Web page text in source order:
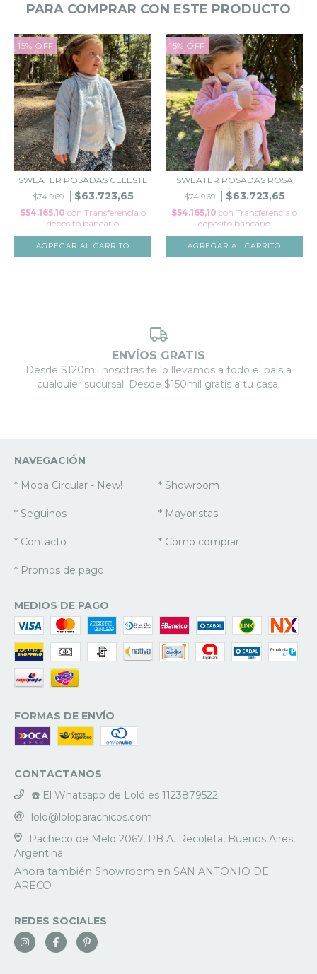
PARA COMPRAR CON ESTE PRODUCTO
15% OFF
SWEATER POSADAS CELESTE
$74.969
$63.723,65
$54.165,10 con Transferencia o
depósito bancario
AGREGAR AL CARRITO
15% OFF
SWEATER POSADAS ROSA
$74.969
$63.723,65
$54.165,10 con Transferencia o
depósito bancario
AGREGAR AL CARRITO
ENVÍOS GRATIS
Desde $120mil nosotras te lo llevamos a todo el país a
cualquier sucursal. Desde $150mil gratis a tu casa.
NAVEGACIÓN
* Moda Circular - New!
* Showroom
* Seguinos * Mayoristas
* Contacto * Cómo comprar
* Promos de pago
MEDIOS DE PAGO
FORMAS DE ENVÍO
CONTACTANOS
☎️ El Whatsapp de Loló es 1123879522
lolo@loloparachicos.com
Pacheco de Melo 2067, PB A. Recoleta, Buenos Aires,
Argentina
REDES SOCIALES